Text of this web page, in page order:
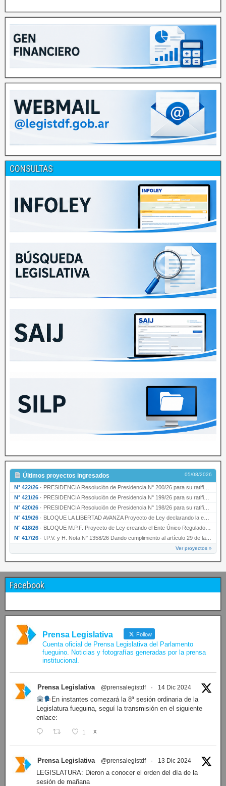
CONSULTAS
Últimos proyectos ingresados 05/08/2026
N° 422/26 · PRESIDENCIA Resolución de Presidencia N° 200/26 para su ratificación.
N° 421/26 · PRESIDENCIA Resolución de Presidencia N° 199/26 para su ratificación.
N° 420/26 · PRESIDENCIA Resolución de Presidencia N° 198/26 para su ratificación.
N° 419/26 · BLOQUE LA LIBERTAD AVANZA Proyecto de Ley declarando la esencialidad del servicio educativ…
N° 418/26 · BLOQUE M.P.F. Proyecto de Ley creando el Ente Único Regulador de servicios públicos de la …
N° 417/26 · I.P.V. y H. Nota N° 1358/26 Dando cumplimiento al artículo 29 de la Ley provincial N° 1399…
Ver proyectos »
Facebook
Prensa Legislativa Follow
Cuenta oficial de Prensa Legislativa del Parlamento
fueguino. Noticias y fotografías generadas por la prensa
institucional.
Prensa Legislativa @prensalegistdf · 14 Dic 2024
En instantes comezará la 8ª sesión ordinaria de la
Legislatura fueguina, seguí la transmisión en el siguiente
enlace:
1 X
Prensa Legislativa @prensalegistdf · 13 Dic 2024
LEGISLATURA: Dieron a conocer el orden del día de la
sesión de mañana